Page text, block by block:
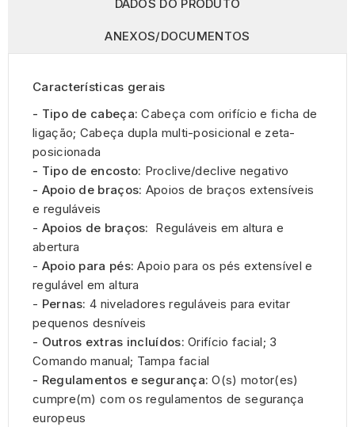
DADOS DO PRODUTO
ANEXOS/DOCUMENTOS
Características gerais
- Tipo de cabeça: Cabeça com orifício e ficha de
ligação; Cabeça dupla multi-posicional e zeta-
posicionada
- Tipo de encosto: Proclive/declive negativo
- Apoio de braços: Apoios de braços extensíveis
e reguláveis
- Apoios de braços: Reguláveis em altura e
abertura
- Apoio para pés: Apoio para os pés extensível e
regulável em altura
- Pernas: 4 niveladores reguláveis para evitar
pequenos desníveis
- Outros extras incluídos: Orifício facial; 3
Comando manual; Tampa facial
- Regulamentos e segurança: O(s) motor(es)
cumpre(m) com os regulamentos de segurança
europeus